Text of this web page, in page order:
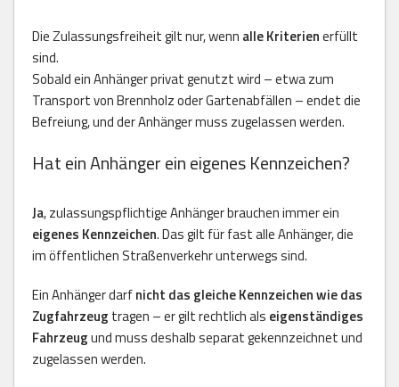
Die Zulassungsfreiheit gilt nur, wenn alle Kriterienerfüllt
sind.
Sobald ein Anhänger privat genutzt wird – etwa zum
Transport von Brennholz oder Gartenabfällen – endet die
Befreiung, und der Anhänger muss zugelassen werden.
Hat ein Anhänger ein eigenes Kennzeichen?
Ja, zulassungspflichtige Anhänger brauchen immer ein
eigenes Kennzeichen. Das gilt für fast alle Anhänger, die
im öffentlichen Straßenverkehr unterwegs sind.
Ein Anhänger darfnicht das gleiche Kennzeichen wie das
Zugfahrzeug tragen – er gilt rechtlich als eigenständiges
Fahrzeugund muss deshalb separat gekennzeichnet und
zugelassen werden.